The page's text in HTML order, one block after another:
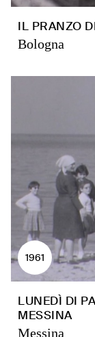
IL PRANZO
Bologna
1961
LUNEDÌ DI
MESSINA
Messina